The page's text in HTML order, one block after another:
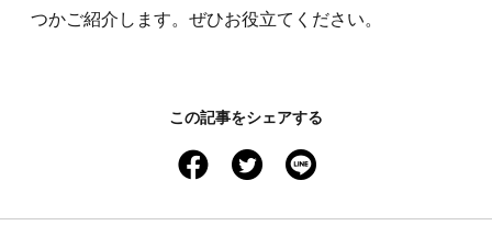
つかご紹介します。ぜひお役立てください。
この記事をシェアする
facebooktwitter line